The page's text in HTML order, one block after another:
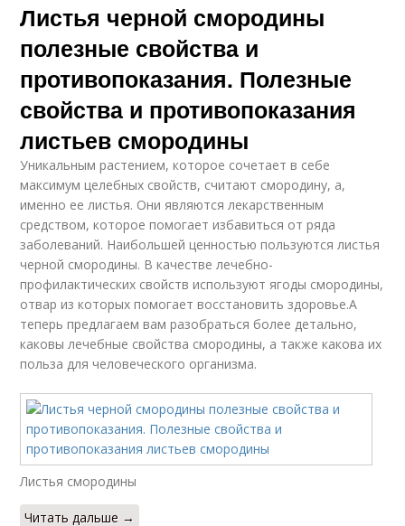
Листья черной смородины
полезные свойства и
противопоказания. Полезные
свойства и противопоказания
листьев смородины
Уникальным растением, которое сочетает в себе
максимум целебных свойств, считают смородину, а,
именно ее листья. Они являются лекарственным
средством, которое помогает избавиться от ряда
заболеваний. Наибольшей ценностью пользуются листья
черной смородины. В качестве лечебно-
профилактических свойств используют ягоды смородины,
отвар из которых помогает восстановить здоровье.А
теперь предлагаем вам разобраться более детально,
каковы лечебные свойства смородины, а также какова их
польза для человеческого организма.
Листья смородины
Читать дальше →